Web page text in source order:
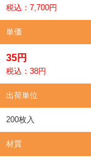
税込：7,700円
単価
35円
税込：38円
出荷単位
200枚入
材質